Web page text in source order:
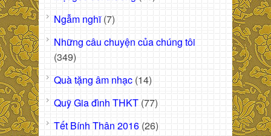
Ngẫm nghĩ(7)
Những câu chuyện của chúng tôi
(349)
Quà tặng âm nhạc (14)
Quỹ Gia đình THKT (77)
Tết Bính Thân 2016 (26)